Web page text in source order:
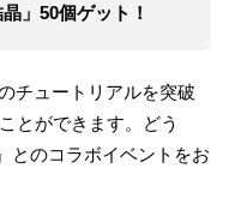
」50個ゲット！
チュートリアルを突破
とができます。どう
』とのコラボイベントをお